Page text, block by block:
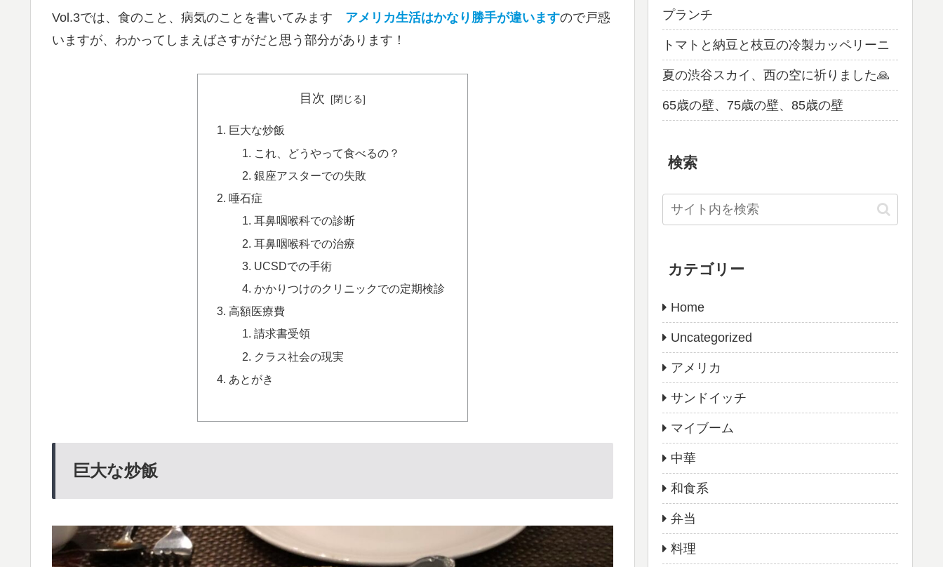
Vol.3では、食のこと、病気のことを書いてみます アメリカ生活はかなり勝手が違いますので戸惑
いますが、わかってしまえばさすがだと思う部分があります！
目次
巨大な炒飯
これ、どうやって食べるの？
銀座アスターでの失敗
唾石症
耳鼻咽喉科での診断
耳鼻咽喉科での治療
UCSDでの手術
かかりつけのクリニックでの定期検診
高額医療費
請求書受領
クラス社会の現実
あとがき
巨大な炒飯
プランチ
トマトと納豆と枝豆の冷製カッペリーニ
夏の渋谷スカイ、西の空に祈りました🙏
65歳の壁、75歳の壁、85歳の壁
検索
カテゴリー
Home
Uncategorized
アメリカ
サンドイッチ
マイブーム
中華
和食系
弁当
料理